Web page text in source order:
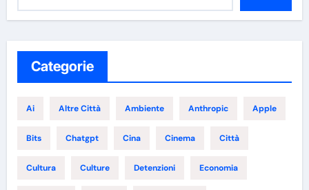
Categorie
Ai Altre Città Ambiente Anthropic Apple
Bits Chatgpt Cina Cinema Città
Cultura Culture Detenzioni Economia